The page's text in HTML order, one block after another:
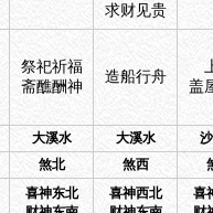
求财见贵
祭祀祈福
斋醮酬神
造船行舟
盖
大溪水 大溪水
煞北 煞西
喜神东北
喜神西北
喜